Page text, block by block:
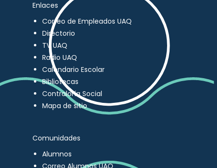
Enlaces
Correo de Empleados UAQ
Directorio
TV UAQ
Radio UAQ
Calendario Escolar
Bibliotecas
Contraloría Social
Mapa de sitio
Comunidades
Alumnos
Correo Alumnos UAQ